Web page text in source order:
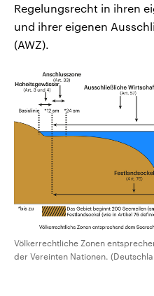
Regelungsrecht in ihren
und ihrer eigenen
(AWZ).
Völkerrechtliche Zonen
der Vereinten Nationen.